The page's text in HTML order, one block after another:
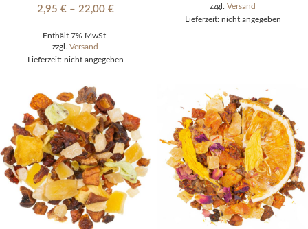
2,95 € – 22,00 €
Enthält 7% MwSt.
zzgl. Versand
Lieferzeit: nicht angegeben
zzgl. Versand
Lieferzeit: nicht angegeben